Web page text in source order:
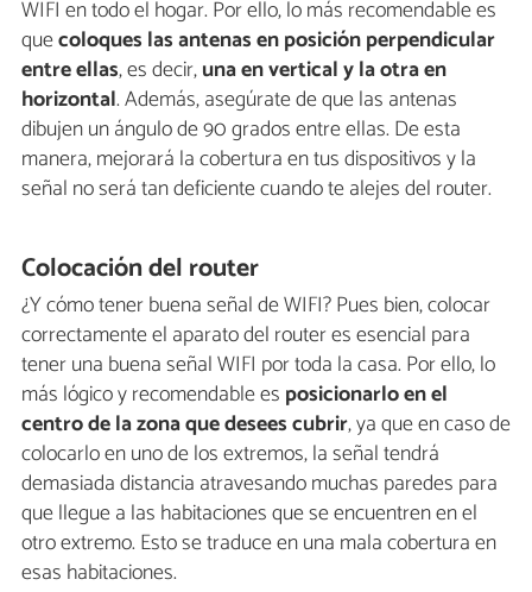
WIFI en todo el hogar. Por ello, lo más recomendable es
quecoloques las antenas en posición perpendicular
entre ellas, es decir,una en vertical y la otra en
horizontal. Además, asegúrate de que las antenas
dibujen un ángulo de 90 grados entre ellas. De esta
manera, mejorará la cobertura en tus dispositivos y la
señal no será tan deficiente cuando te alejes del router.
Colocación del router
¿Y cómo tener buena señal de WIFI? Pues bien, colocar
correctamente el aparato del router es esencial para
tener una buena señal WIFI por toda la casa. Por ello, lo
más lógico y recomendable es posicionarlo en el
centro de la zona que desees cubrir, ya que en caso de
colocarlo en uno de los extremos, la señal tendrá
demasiada distancia atravesando muchas paredes para
que llegue a las habitaciones que se encuentren en el
otro extremo. Esto se traduce en una mala cobertura en
esas habitaciones.